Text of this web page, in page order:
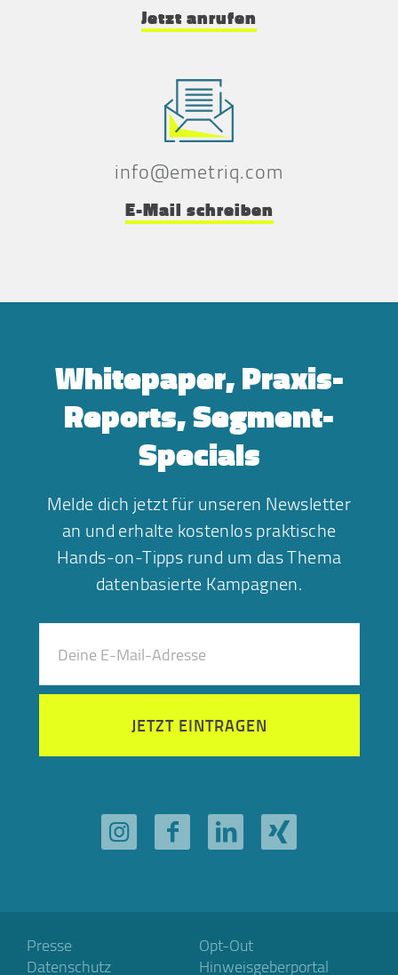
Jetzt anrufen
info@emetriq.com
E-Mail schreiben
Whitepaper, Praxis-
Reports, Segment-
Specials
Melde dich jetzt für unseren Newsletter
an und erhalte kostenlos praktische
Hands-on-Tipps rund um das Thema
datenbasierte Kampagnen.
JETZT EINTRAGEN
Presse
Opt-Out
Datenschutz
Hinweisgeberportal